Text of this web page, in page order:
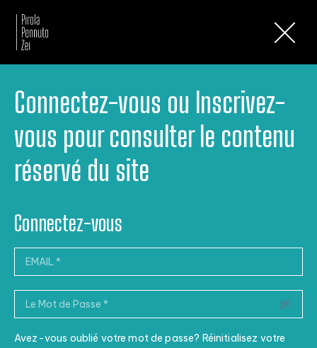
Lettres d’Information
Connectez-vous ou Inscrivez-
vous pour consulter le contenu
réservé du site
Connectez-vous
Avez-vous oublié votre mot de passe? Réinitialisez votre